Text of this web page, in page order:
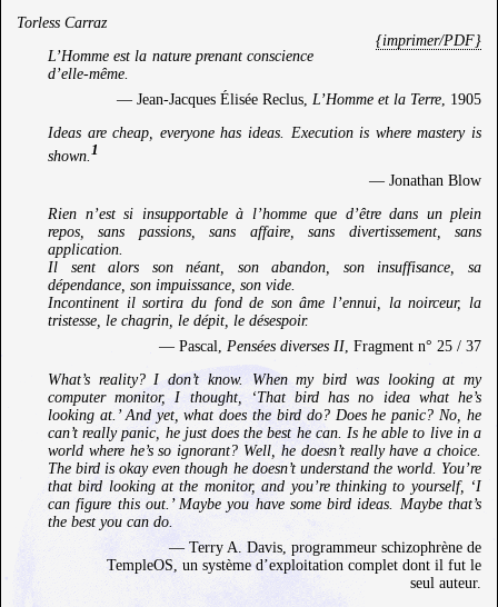
Torless Carraz
{imprimer/PDF}
L’Homme est la nature prenant conscience
d’elle-même.
— Jean-Jacques Élisée Reclus, L’Homme et la Terre , 1905
Ideas are cheap, everyone has ideas. Execution is where mastery is
shown. 1
— Jonathan Blow
Rien n’est si insupportable à l’homme que d’être dans un plein
repos, sans passions, sans affaire, sans divertissement, sans
application.
Il sent alors son néant, son abandon, son insuffisance, sa
dépendance, son impuissance, son vide.
Incontinent il sortira du fond de son âme l’ennui, la noirceur, la
tristesse, le chagrin, le dépit, le désespoir.
— Pascal, Pensées diverses II, Fragment n° 25 / 37
What’s reality? I don’t know. When my bird was looking at my
computer monitor, I thought, ‘That bird has no idea what he’s
looking at.’ And yet, what does the bird do? Does he panic? No, he
can’t really panic, he just does the best he can. Is he able to live in a
world where he’s so ignorant? Well, he doesn’t really have a choice.
The bird is okay even though he doesn’t understand the world. You’re
that bird looking at the monitor, and you’re thinking to yourself, ‘I
can figure this out.’ Maybe you have some bird ideas. Maybe that’s
the best you can do.
— Terry A. Davis, programmeur schizophrène de
TempleOS, un système d’exploitation complet dont il fut le
seul auteur.